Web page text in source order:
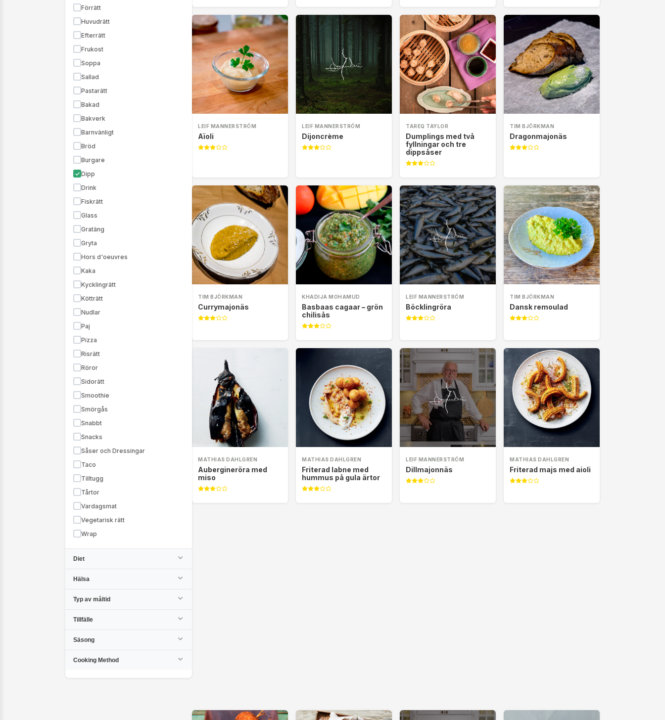
Förrätt
Huvudrätt
Efterrätt
Frukost
Soppa
Sallad
Pastarätt
Bakad
Bakverk
Barnvänligt
Bröd
Burgare
Dipp
Drink
Fiskrätt
Glass
Gratäng
Gryta
Hors d'oeuvres
Kaka
Kycklingrätt
Kötträtt
Nudlar
Paj
Pizza
Risrätt
Röror
Sidorätt
Smoothie
Smörgås
Snabbt
Snacks
Såser och Dressingar
Taco
Tilltugg
Tårtor
Vardagsmat
Vegetarisk rätt
Wrap
Diet
Hälsa
Typ av måltid
Tillfälle
Säsong
Cooking Method
LEIF MANNERSTRÖM
Aïoli
LEIF MANNERSTRÖM
Dijoncrème
TAREQ TAYLOR
Dumplings med två
fyllningar och tre
dippsåser
TIM BJÖRKMAN
Dragonmajonäs
TIM BJÖRKMAN
Currymajonäs
KHADIJA MOHAMUD
Basbaas cagaar – grön
chilisås
LEIF MANNERSTRÖM
Böcklingröra
TIM BJÖRKMAN
Dansk remoulad
MATHIAS DAHLGREN
Aubergineröra med
miso
MATHIAS DAHLGREN
Friterad labne med
hummus på gula ärtor
LEIF MANNERSTRÖM
Dillmajonnäs
MATHIAS DAHLGREN
Friterad majs med aioli